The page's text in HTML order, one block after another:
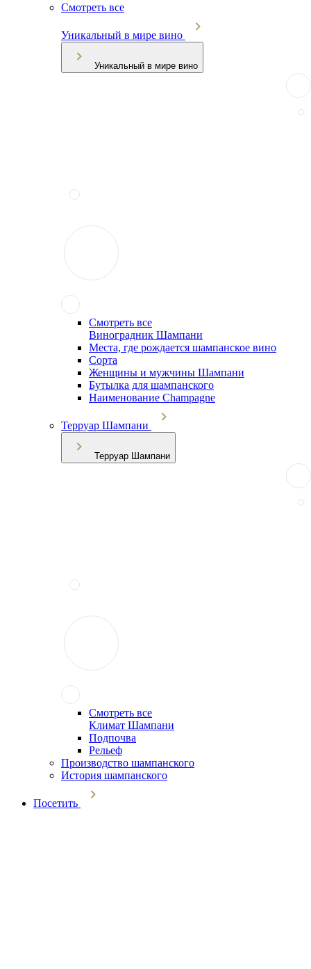
Смотреть все
Уникальный в мире вино
Уникальный в мире вино
Смотреть все
Виноградник Шампани
Места, где рождается шампанское вино
Сорта
Женщины и мужчины Шампани
Бутылка для шампанского
Наименование Champagne
Терруар Шампани
Терруар Шампани
Смотреть все
Климат Шампани
Подпочва
Рельеф
Производство шампанского
История шампанского
Посетить